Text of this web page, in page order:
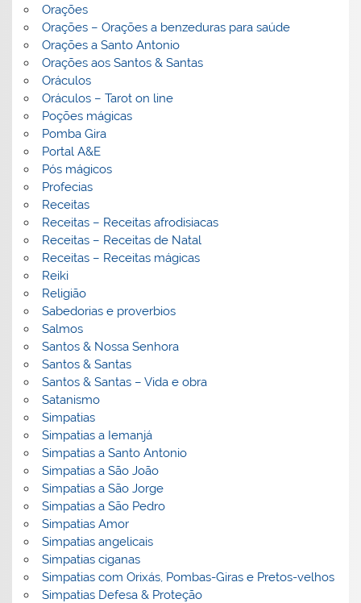
Orações
Orações – Orações a benzeduras para saúde
Orações a Santo Antonio
Orações aos Santos & Santas
Oráculos
Oráculos – Tarot on line
Poções mágicas
Pomba Gira
Portal A&E
Pós mágicos
Profecias
Receitas
Receitas – Receitas afrodisiacas
Receitas – Receitas de Natal
Receitas – Receitas mágicas
Reiki
Religião
Sabedorias e proverbios
Salmos
Santos & Nossa Senhora
Santos & Santas
Santos & Santas – Vida e obra
Satanismo
Simpatias
Simpatias a Iemanjá
Simpatias a Santo Antonio
Simpatias a São João
Simpatias a São Jorge
Simpatias a São Pedro
Simpatias Amor
Simpatias angelicais
Simpatias ciganas
Simpatias com Orixás, Pombas-Giras e Pretos-velhos
Simpatias Defesa & Proteção